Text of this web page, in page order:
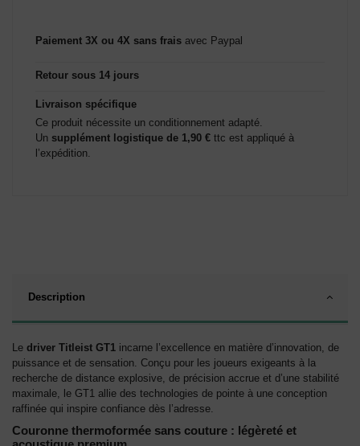
Paiement 3X ou 4X sans frais avec Paypal
Retour sous 14 jours
Livraison spécifique
Ce produit nécessite un conditionnement adapté.
Un supplément logistique de 1,90 € ttc est appliqué à
l’expédition.
Description
Le driver Titleist GT1 incarne l’excellence en matière d’innovation, de
puissance et de sensation. Conçu pour les joueurs exigeants à la
recherche de distance explosive, de précision accrue et d’une stabilité
maximale, le GT1 allie des technologies de pointe à une conception
raffinée qui inspire confiance dès l’adresse.
Couronne thermoformée sans couture : légèreté et